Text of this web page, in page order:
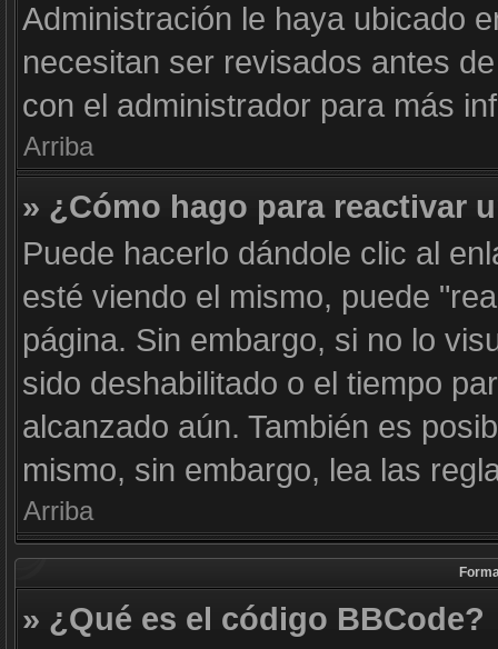
Administración le haya ubicado
necesitan ser revisados antes
con el administrador para más
Arriba
» ¿Cómo hago para reactivar
Puede hacerlo dándole clic al
esté viendo el mismo, puede
página. Sin embargo, si no lo
sido deshabilitado o el tiempo
alcanzado aún. También es
mismo, sin embargo, lea las
Arriba
» ¿Qué es el código BBCode?